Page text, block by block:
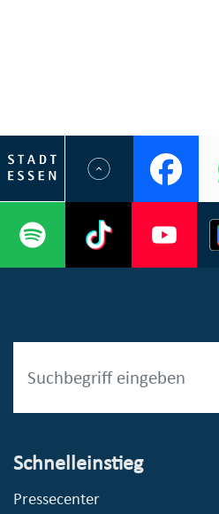
Schnelleinstieg
Pressecenter